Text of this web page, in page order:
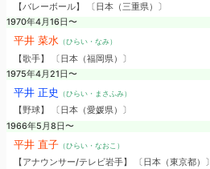
【バレーボール】 〔日本（三重県）〕
1970年4月16日〜
平井 菜水 （ひらい・なみ）
【歌手】 〔日本（福岡県）〕
1975年4月21日〜
平井 正史 （ひらい・まさふみ）
【野球】 〔日本（愛媛県）〕
1966年5月8日〜
平井 直子（ひらい・なおこ）
【アナウンサー/テレビ岩手】 〔日本（東京都）〕